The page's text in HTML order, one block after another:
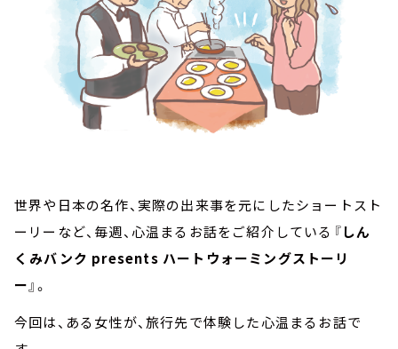
世界や日本の名作、実際の出来事を元にしたショートスト
ーリーなど、毎週、心温まるお話をご紹介している『しん
くみバンク presents ハートウォーミングストーリ
ー』。
今回は、ある女性が、旅行先で体験した心温まるお話で